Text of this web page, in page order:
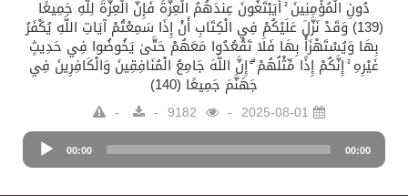
دُونِ الْمُؤْمِنِينَ ۚ أَيَبْتَغُونَ عِندَهُمُ الْعِزَّةَ فَإِنَّ الْعِزَّةَ لِلَّهِ جَمِيعًا
(139) وَقَدْ نَزَّلَ عَلَيْكُمْ فِي الْكِتَابِ أَنْ إِذَا سَمِعْتُمْ آيَاتِ اللَّهِ يُكْفَرُ
بِهَا وَيُسْتَهْزَأُ بِهَا فَلَا تَقْعُدُوا مَعَهُمْ حَتَّىٰ يَخُوضُوا فِي حَدِيثٍ
غَيْرِهِ ۚ إِنَّكُمْ إِذًا مِّثْلُهُمْ ۗ إِنَّ اللَّهَ جَامِعُ الْمُنَافِقِينَ وَالْكَافِرِينَ فِي
جَهَنَّمَ جَمِيعًا (140)
2025-08-01
Audio
Player
00:00 00:00